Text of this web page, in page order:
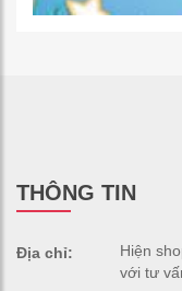
THÔNG TIN
Địa chỉ:
Hiện
với tư